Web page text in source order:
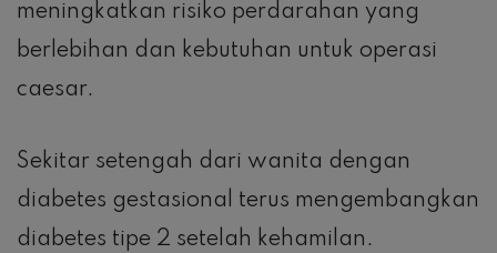
meningkatkan risiko perdarahan yang
berlebihan dan kebutuhan untuk operasi
caesar.
Sekitar setengah dari wanita dengan
diabetes gestasional terus mengembangkan
diabetes tipe 2 setelah kehamilan.